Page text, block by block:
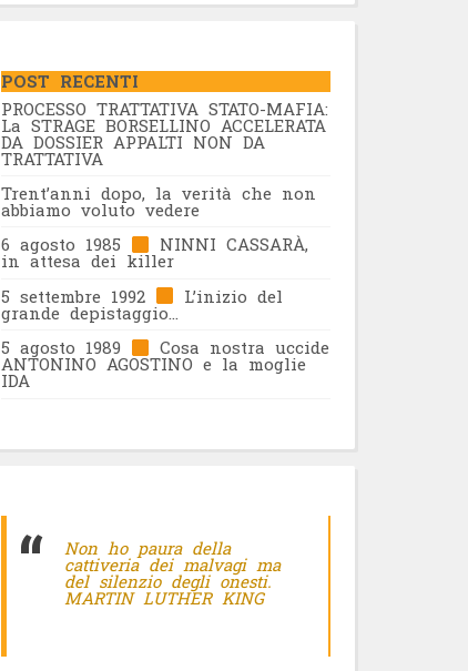
POST RECENTI
PROCESSO TRATTATIVA STATO-MAFIA:
La STRAGE BORSELLINO ACCELERATA
DA DOSSIER APPALTI NON DA
TRATTATIVA
Trent’anni dopo, la verità che non
abbiamo voluto vedere
6 agosto 1985
NINNI CASSARÀ,
in attesa dei killer
5 settembre 1992
L’inizio del
grande depistaggio…
5 agosto 1989
Cosa nostra uccide
ANTONINO AGOSTINO e la moglie
IDA
Non ho paura della
cattiveria dei malvagi ma
del silenzio degli onesti.
MARTIN LUTHER KING